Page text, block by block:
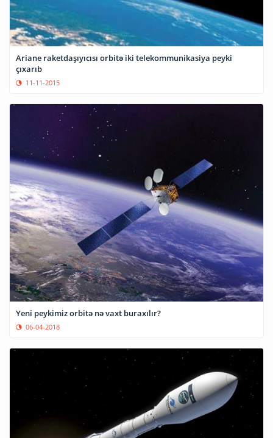
Ariane raketdaşıyıcısı orbitə iki telekommunikasiya peyki
çıxarıb
11-11-2015
Yeni peykimiz orbitə nə vaxt buraxılır?
06-04-2018